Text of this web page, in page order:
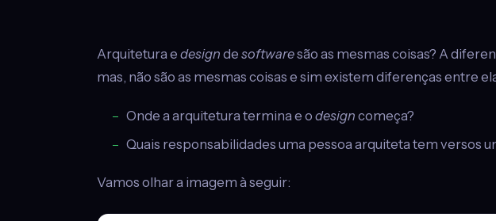
Arquitetura e design de softwaresão as mesmas coisas? A
mas, não são as mesmas coisas e sim existem diferenças entre
Onde a arquitetura termina e o design começa?
Quais responsabilidades uma pessoa arquiteta tem versos
Vamos olhar a imagem à seguir: